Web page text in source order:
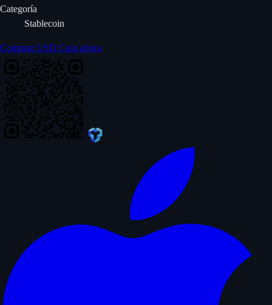
Categoría
Stablecoin
Comprar USD Coin ahora